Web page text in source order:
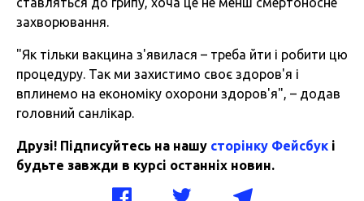
захворювання.
"Як тільки вакцина з'явилася – треба йти і робити цю
процедуру. Так ми захистимо своє здоров'я і
вплинемо на економіку охорони здоров'я", – додав
головний санлікар.
Друзі! Підписуйтесь на нашу сторінку Фейсбук і
будьте завжди в курсі останніх новин.